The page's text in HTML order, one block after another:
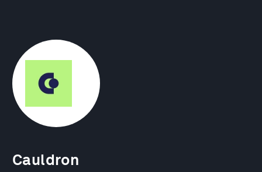
Cauldron